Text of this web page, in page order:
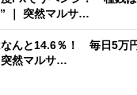
｜ 突然マルサ…
なんと14.6％！ 毎日5万
突然マルサ…